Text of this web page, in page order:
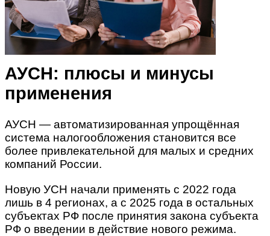
АУСН: плюсы и минусы
применения
АУСН — автоматизированная упрощённая
система налогообложения становится все
более привлекательной для малых и средних
компаний России.
Новую УСН начали применять с 2022 года
лишь в 4 регионах, а с 2025 года в остальных
субъектах РФ после принятия закона субъекта
РФ о введении в действие нового режима.